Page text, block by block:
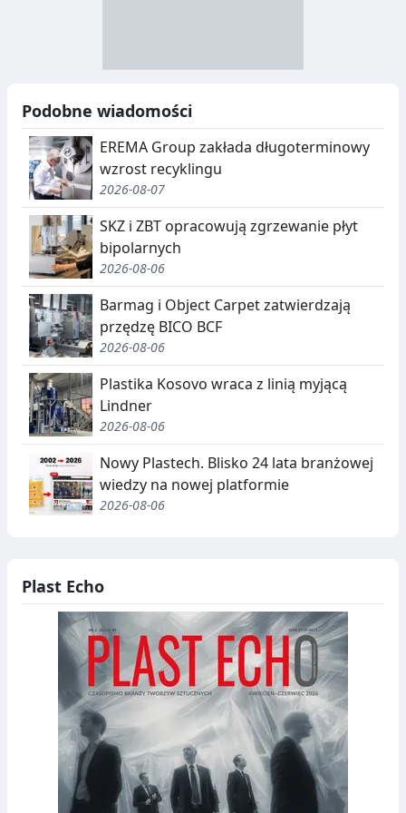
N
I
E
,
S
E
G
R
E
G
A
C
J
A
,
C
Y
K
L
I
N
G
B
U
C
J
A
O
D
B
I
Podobne wiadomości
EREMA Group zakłada długoterminowy
wzrost recyklingu
2026-08-07
SKZ i ZBT opracowują zgrzewanie płyt
bipolarnych
2026-08-06
Barmag i Object Carpet zatwierdzają
przędzę BICO BCF
2026-08-06
Plastika Kosovo wraca z linią myjącą
Lindner
2026-08-06
Nowy Plastech. Blisko 24 lata branżowej
wiedzy na nowej platformie
2026-08-06
Plast Echo